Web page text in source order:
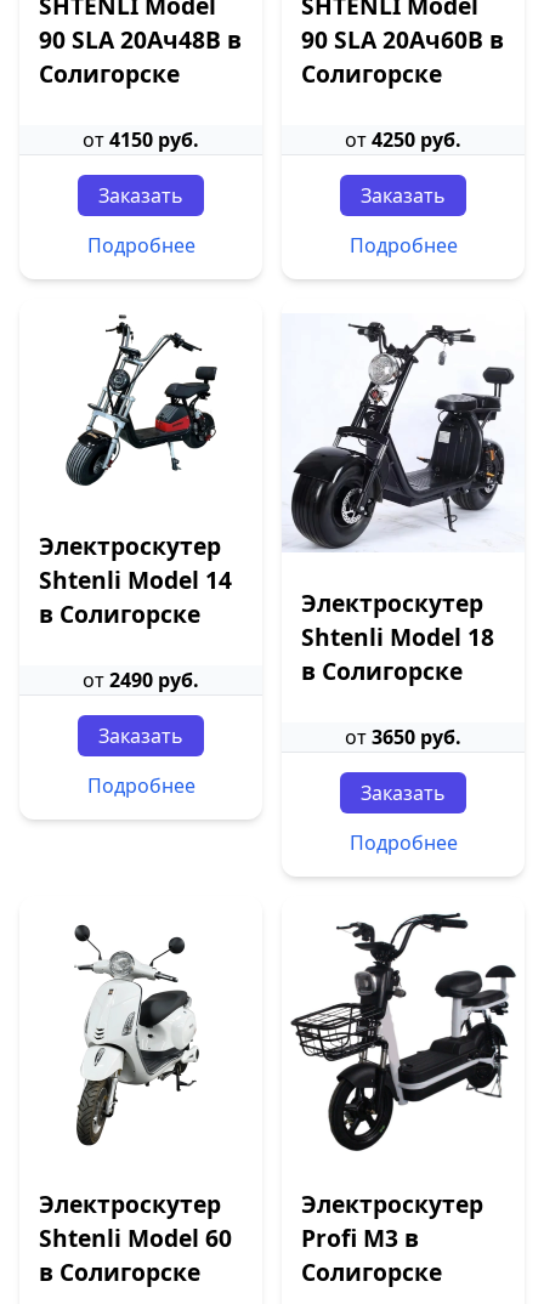
90 SLA 20Ач48В в
Солигорске
от4150 руб.
Заказать
Подробнее
90 SLA 20Ач60В в
Солигорске
от4250 руб.
Заказать
Подробнее
Электроскутер
Shtenli Model 14
в Солигорске
от2490 руб.
Заказать
Подробнее
Электроскутер
Shtenli Model 18
в Солигорске
от3650 руб.
Заказать
Подробнее
Электроскутер
Shtenli Model 60
в Солигорске
Электроскутер
Profi M3 в
Солигорске